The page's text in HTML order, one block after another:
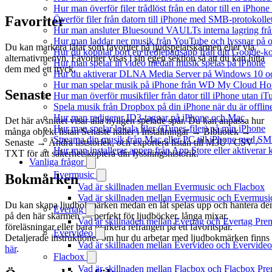
Hur man överför filer trådlöst från en dator till en
Överför filer från datorn till iPhone med SMB-
Hur man ansluter Bluesound VAULTs interna lagring
Hur man laddar ner musik från YouTube och lyssnar på
Hur du kopplar bort en tredjepartsapp från ditt Google-
Hur man spelar in video medan musik spelas på iPhone
Hur du aktiverar DLNA Media Server på Windows 10
Hur man spelar musik på iPhone från WD My Cloud
Hur man överför musikfiler från dator till iPhone utan
Spela musik från Dropbox på din iPhone när du är
Hur man redigerar ID3-taggar på iPhone och Mac
Hur man spelar lokala filer (iTunes-filer) på min iPhone
Streama din musik från Mac eller PC till iPhone med
Hur man installerar appen från App Store eller aktiverar
Vanliga frågor
Evermusic
Vad är skillnaden mellan Evermusic och Flacbox
Vad är skillnaden mellan Evermusic och
Evertag
Vad är skillnaden mellan Evertag och Evertag
Evervideo
Vad är skillnaden mellan Evervideo och
Flacbox
Vad är skillnaden mellan Flacbox och Flacbox
Favoriter
Du kan markera låtar som favoriter på ljudspelarskärmen eller via
alternativmenyn. Favoriter visas i sin egen sektion så att du kan hitta
dem med ett tryck.
Senaste
Det här avsnittet visar alla nyligen spelade spår. Du kan anpassa hur
många objekt listan Senaste håller i Inställningar → Bibliotek →
Senaste → Ändra liststorlek, och exportera listan till M3U / CSV /
TXT för att säkerhetskopiera din lyssningshistorik.
Bokmärken
Du kan skapa ljudbokmärken medan en låt spelas upp och hantera
på den här skärmen — perfekt för ljudböcker, långa mixar,
föreläsningar eller bara markera refrängen på ett favoritspår.
Detaljerade instruktioner om hur du arbetar med ljudbokmärken finns
här.